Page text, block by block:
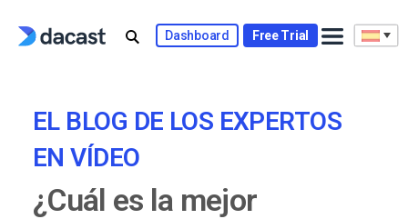
Dashboard Free Trial
EL BLOG DE LOS EXPERTOS
EN VÍDEO
¿Cuál es la mejor